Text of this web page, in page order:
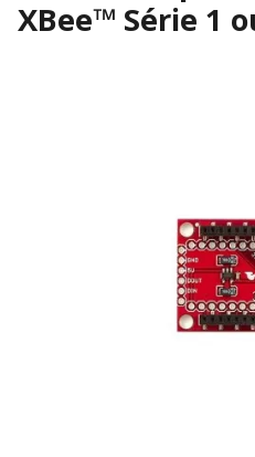
XBee™ Série 1